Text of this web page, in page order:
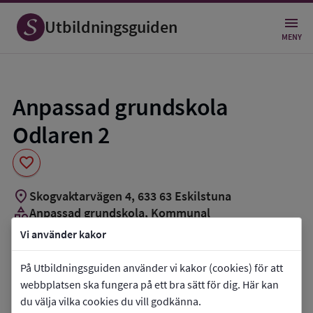
Vi använder kakor
På Utbildningsguiden använder vi kakor (cookies) för att
webbplatsen ska fungera på ett bra sätt för dig. Här kan
du välja vilka cookies du vill godkänna.
Utbildningsguiden MENY
Anpassad grundskola
Odlaren 2
favorite
Spara
som
favorit
location_on Skogvaktarvägen 4, 633 63 Eskilstuna
categoryAnpassad grundskola, Kommunal
Vill du kontakta skolan?
phoneTelefon:016-7108467
mail E-post: tuna.skolomrade@eskilstuna.se